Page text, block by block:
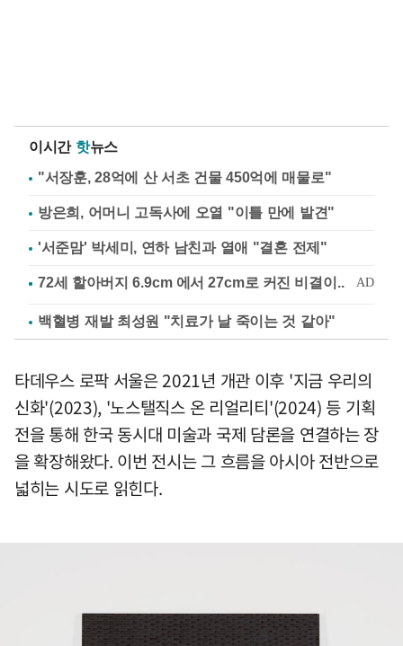
이시간 핫뉴스
"서장훈, 28억에 산 서초 건물 450억에 매물로"
방은희, 어머니 고독사에 오열 "이틀 만에 발견"
'서준맘' 박세미, 연하 남친과 열애 "결혼 전제"
백혈병 재발 최성원 "치료가 날 죽이는 것 같아"
타데우스 로팍 서울은 2021년 개관 이후 '지금 우리의
신화'(2023), '노스탤직스 온 리얼리티'(2024) 등 기획
전을 통해 한국 동시대 미술과 국제 담론을 연결하는 장
을 확장해왔다. 이번 전시는 그 흐름을 아시아 전반으로
넓히는 시도로 읽힌다.